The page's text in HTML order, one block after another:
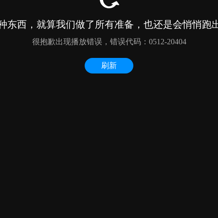
东西，就算我们做了所有准备，也还是会悄悄跑
很抱歉出现播放错误，错误代码：0512-20404
刷新